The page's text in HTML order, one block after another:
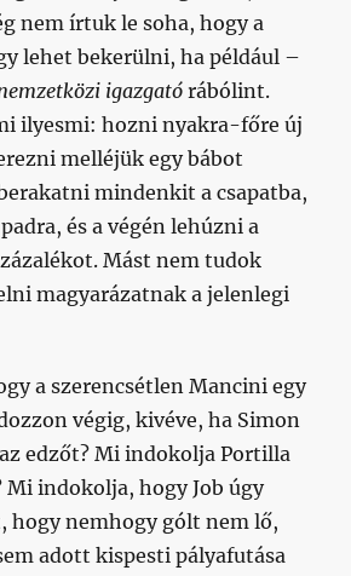
nem írtuk le soha, hogy a
lehet bekerülni, ha például –
igazgató rábólint.
ilyesmi: hozni nyakra-főre új
melléjük egy bábot
mindenkit a csapatba,
és a végén lehúzni a
Mást nem tudok
magyarázatnak a jelenlegi
a szerencsétlen Mancini egy
végig, kivéve, ha Simon
edzőt? Mi indokolja Portilla
Mi indokolja, hogy Job úgy
hogy nemhogy gólt nem lő,
adott kispesti pályafutása